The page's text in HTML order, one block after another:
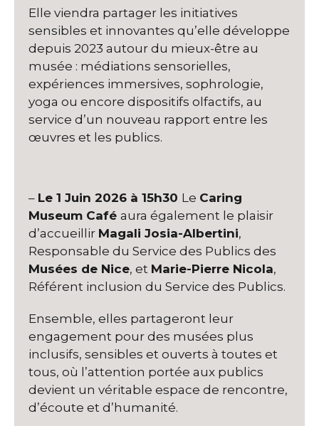
Elle viendra partager les initiatives
sensibles et innovantes qu’elle développe
depuis 2023 autour du mieux-être au
musée : médiations sensorielles,
expériences immersives, sophrologie,
yoga ou encore dispositifs olfactifs, au
service d’un nouveau rapport entre les
œuvres et les publics.
– Le 1 Juin 2026 à 15h30 Le Caring
Museum Café aura également le plaisir
d’accueillir Magali Josia-Albertini,
Responsable du Service des Publics des
Musées de Nice, et Marie-Pierre Nicola,
Référent inclusion du Service des Publics.
Ensemble, elles partageront leur
engagement pour des musées plus
inclusifs, sensibles et ouverts à toutes et
tous, où l’attention portée aux publics
devient un véritable espace de rencontre,
d’écoute et d’humanité.